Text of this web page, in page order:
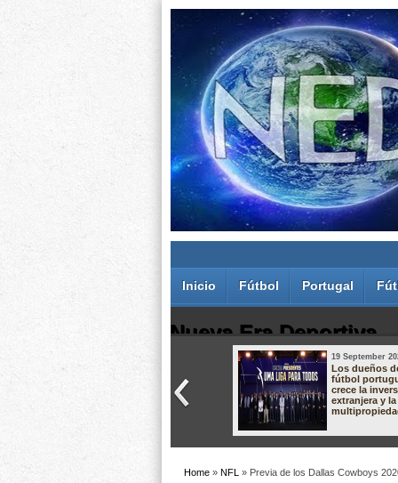
Inicio Fútbol Portugal
Nueva Era Deportiva
Juan Carlos Rodríguez dos Santos
19 September
Los dueños
fútbol
crece la
extranjera y la
Home » NFL » Previa de los Dallas Cowboys